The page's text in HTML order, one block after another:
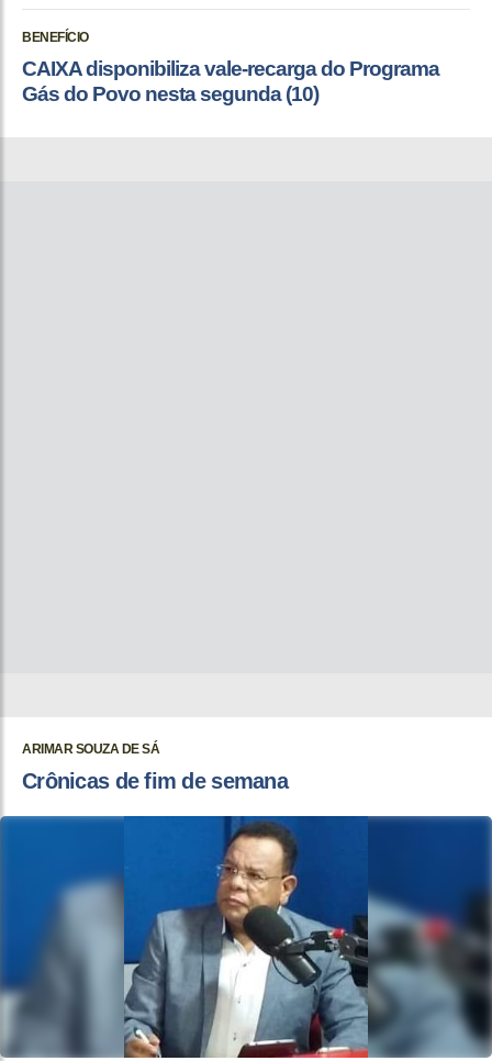
BENEFÍCIO
CAIXA disponibiliza vale-recarga do Programa
Gás do Povo nesta segunda (10)
ARIMAR SOUZA DE SÁ
Crônicas de fim de semana